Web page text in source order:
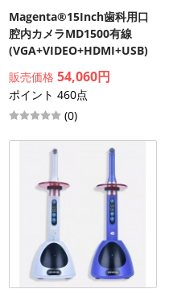
Magenta®15Inch歯科用口
腔内カメラMD1500有線
(VGA+VIDEO+HDMI+USB)
販売価格 54,060円
ポイント 460点
(0)